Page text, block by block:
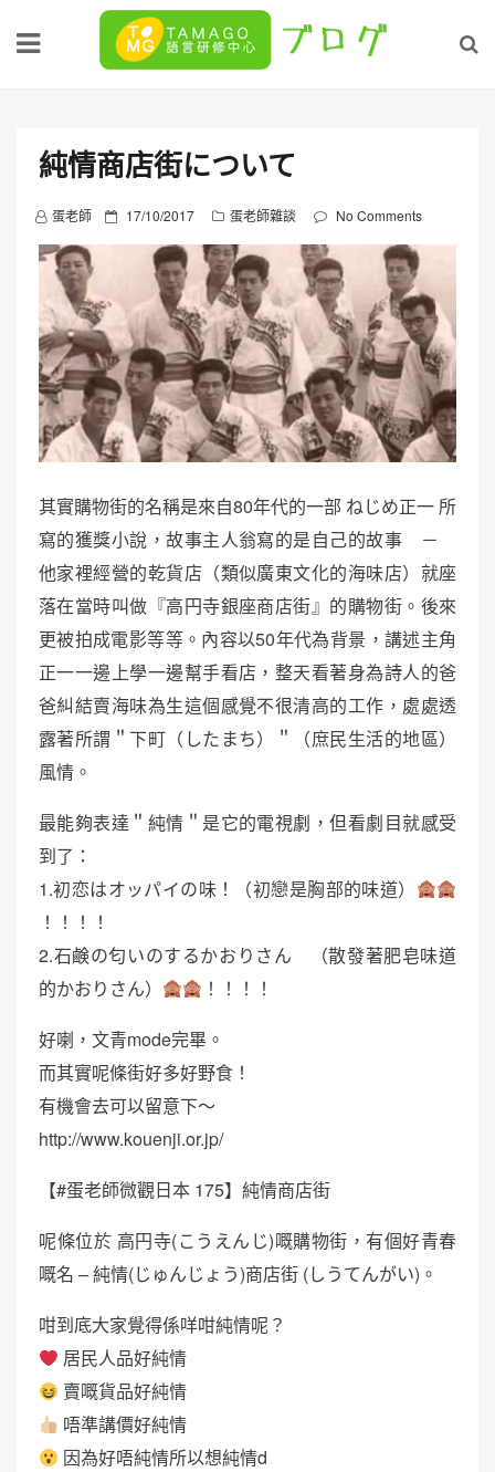
純情商店街について
蛋老師
P
o
d
n
17/10/2017 蛋老師雜談 No Comments
其實購物街的名稱是來自80年代的一部 ねじめ正一 所
寫的獲獎小說，故事主人翁寫的是自己的故事 －
他家裡經營的乾貨店（類似廣東文化的海味店）就座
落在當時叫做『高円寺銀座商店街』的購物街。後來
更被拍成電影等等。內容以50年代為背景，講述主角
正一一邊上學一邊幫手看店，整天看著身為詩人的爸
爸糾結賣海味為生這個感覺不很清高的工作，處處透
露著所謂＂下町（したまち）＂（庶民生活的地區）
風情。
最能夠表達＂純情＂是它的電視劇，但看劇目就感受
到了：
1.初恋はオッパイの味！（初戀是胸部的味道）
！！！！
2.石鹸の匂いのするかおりさん （散發著肥皂味道
的かおりさん）
！！！！
好喇，文青mode完畢。
而其實呢條街好多好野食！
有機會去可以留意下～
http://www.kouenji.or.jp/
【#蛋老師微觀日本 175】純情商店街
呢條位於 高円寺(こうえんじ)嘅購物街，有個好青春
嘅名 – 純情(じゅんじょう)商店街 (しうてんがい)。
咁到底大家覺得係咩咁純情呢？
居民人品好純情
賣嘅貨品好純情
唔準講價好純情
因為好唔純情所以想純情d